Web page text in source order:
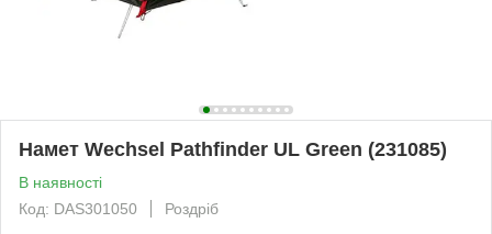
Намет Wechsel Pathfinder UL Green (231085)
В наявності
Код: DAS301050
Роздріб